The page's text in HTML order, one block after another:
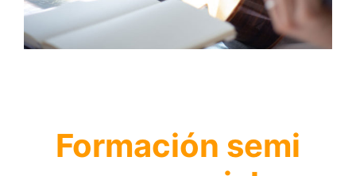
Formación semi